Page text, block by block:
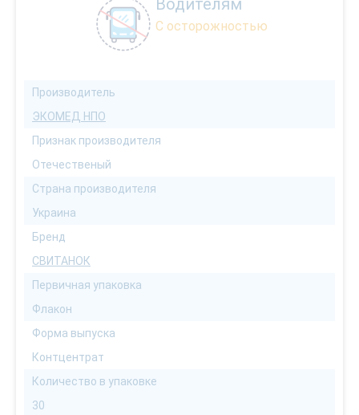
Водителям
С осторожностью
Производитель
ЭКОМЕД НПО
Признак производителя
Отечественый
Страна производителя
Украина
Бренд
СВИТАНОК
Первичная упаковка
Флакон
Форма выпуска
Контцентрат
Количество в упаковке
30